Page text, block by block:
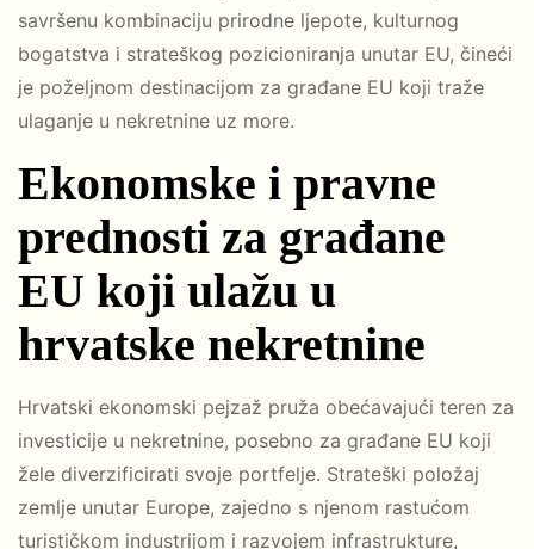
savršenu kombinaciju prirodne ljepote, kulturnog
bogatstva i strateškog pozicioniranja unutar EU, čineći
je poželjnom destinacijom za građane EU koji traže
ulaganje u nekretnine uz more.
Ekonomske i pravne
prednosti za građane
EU koji ulažu u
hrvatske nekretnine
Hrvatski ekonomski pejzaž pruža obećavajući teren za
investicije u nekretnine, posebno za građane EU koji
žele diverzificirati svoje portfelje. Strateški položaj
zemlje unutar Europe, zajedno s njenom rastućom
turističkom industrijom i razvojem infrastrukture,